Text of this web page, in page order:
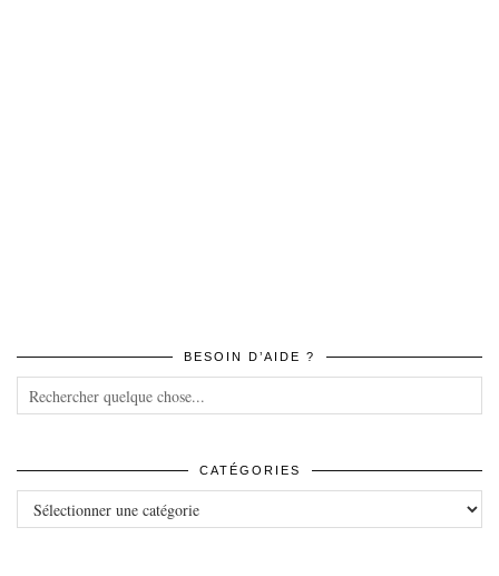
BESOIN D’AIDE ?
CATÉGORIES
Catégories